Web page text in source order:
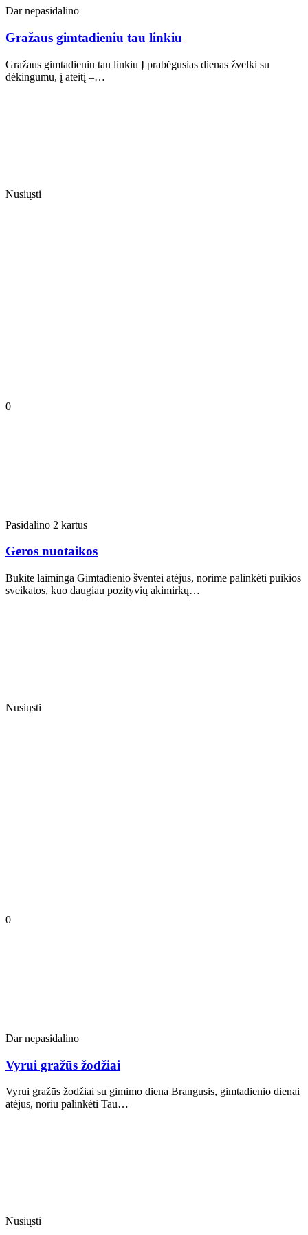
Dar nepasidalino
Gražaus gimtadieniu tau linkiu
Gražaus gimtadieniu tau linkiu Į prabėgusias dienas žvelki su
dėkingumu, į ateitį –…
Nusiųsti
0
Pasidalino 2 kartus
Geros nuotaikos
Būkite laiminga Gimtadienio šventei atėjus, norime palinkėti puikios
sveikatos, kuo daugiau pozityvių akimirkų…
Nusiųsti
0
Dar nepasidalino
Vyrui gražūs žodžiai
Vyrui gražūs žodžiai su gimimo diena Brangusis, gimtadienio dienai
atėjus, noriu palinkėti Tau…
Nusiųsti